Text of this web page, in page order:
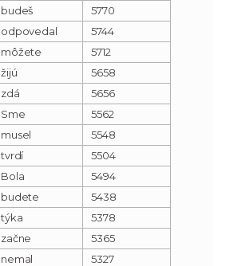
budeš
5770
odpovedal
5744
môžete
5712
žijú
5658
zdá
5656
Sme
5562
musel
5548
tvrdí
5504
Bola
5494
budete
5438
týka
5378
začne
5365
nemal
5327